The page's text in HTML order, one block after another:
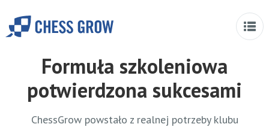
Formuła szkoleniowa
potwierdzona sukcesami
ChessGrow powstało z realnej potrzeby klubu